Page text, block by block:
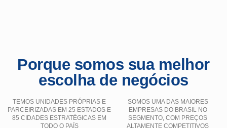
Porque somos sua melhor
escolha de negócios
TEMOS UNIDADES PRÓPRIAS E
PARCEIRIZADAS EM 25 ESTADOS E
85 CIDADES ESTRATÉGICAS EM
TODO O PAÍS
SOMOS UMA DAS MAIORES
EMPRESAS DO BRASIL NO
SEGMENTO, COM PREÇOS
ALTAMENTE COMPETITIVOS